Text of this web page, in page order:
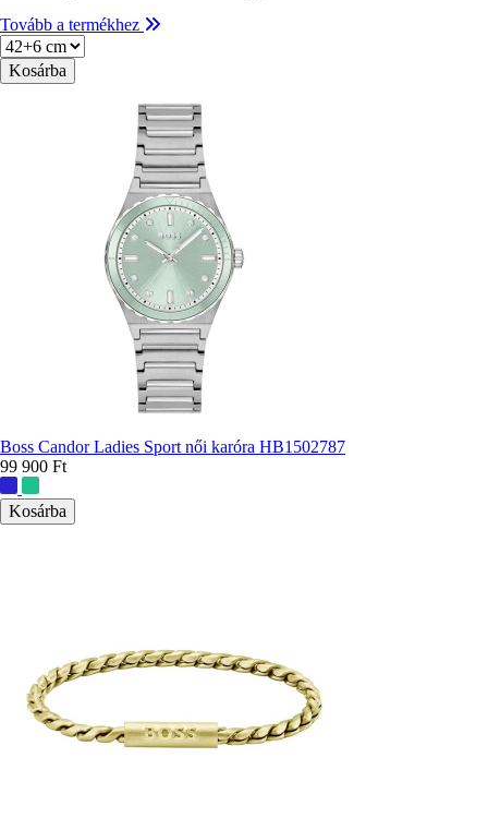
Tovább a termékhez
Méret
Boss Candor Ladies Sport női karóra HB1502787
99 900 Ft
színek: